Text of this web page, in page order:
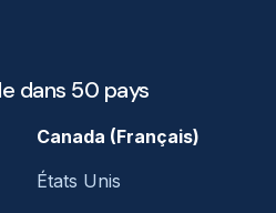
dans 50 pays
Canada (Français)
États Unis